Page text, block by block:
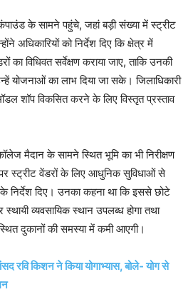
के सामने पहुंचे, जहां बड़ी संख्या में स्ट्रीट
अधिकारियों को निर्देश दिए कि क्षेत्र में
का विधिवत सर्वेक्षण कराया जाए, ताकि उनकी
योजनाओं का लाभ दिया जा सके। जिलाधिकारी
शॉप विकसित करने के लिए विस्तृत प्रस्ताव
मैदान के सामने स्थित भूमि का भी निरीक्षण
स्ट्रीट वेंडरों के लिए आधुनिक सुविधाओं से
निर्देश दिए। उनका कहना था कि इससे छोटे
स्थायी व्यवसायिक स्थान उपलब्ध होगा तथा
दुकानों की समस्या में कमी आएगी।
रवि किशन ने किया योगाभ्यास, बोले- योग से